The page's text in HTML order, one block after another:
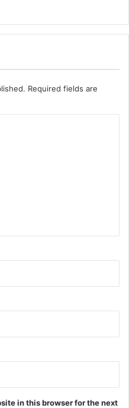
Required fields are
in this browser for the next